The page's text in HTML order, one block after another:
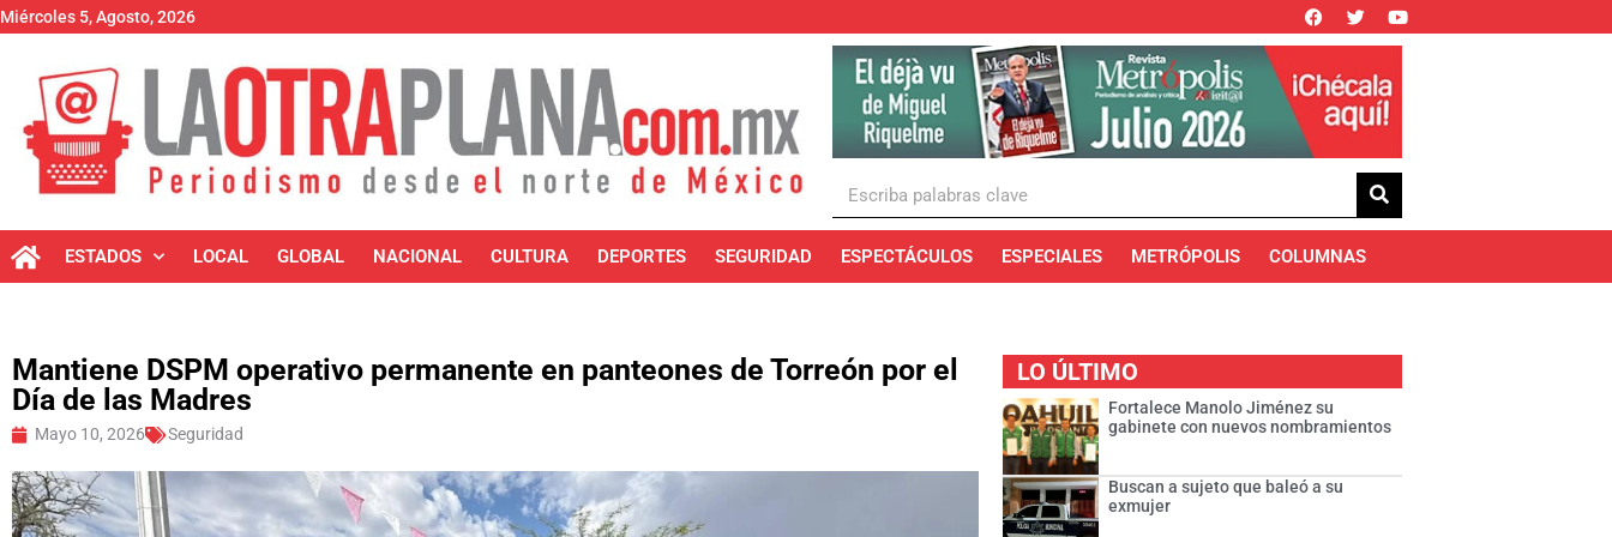
Miércoles 5, Agosto, 2026
ESTADOS LOCAL GLOBAL NACIONAL CULTURA DEPORTES SEGURIDAD ESPECTÁCULOS ESPECIALES METRÓPOLIS COLUMNAS
Mantiene DSPM operativo permanente en panteones de Torreón por el
Día de las Madres
Mayo 10, 2026 Seguridad
LO ÚLTIMO
Fortalece Manolo Jiménez su
gabinete con nuevos nombramientos
Buscan a sujeto que baleó a su
exmujer